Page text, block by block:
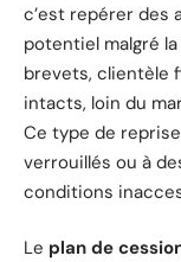
c’est repérer des
potentiel malgré
brevets, clientèle
intacts, loin du
Ce type de
verrouillés ou à
conditions
Le plan de